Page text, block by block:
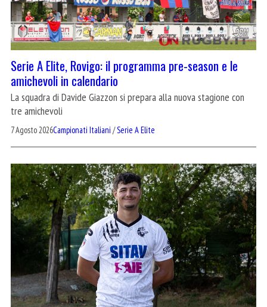
Serie A Elite, Rovigo: il programma pre-season e le
amichevoli in calendario
La squadra di Davide Giazzon si prepara alla nuova stagione con
tre amichevoli
7 Agosto 2026Campionati Italiani /Serie A Elite